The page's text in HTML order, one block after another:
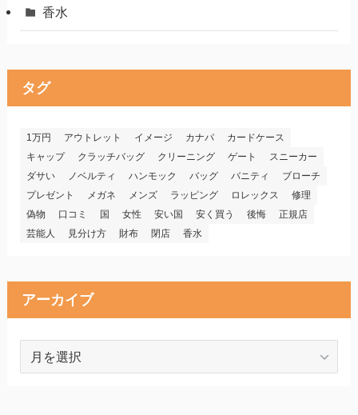
香水
タグ
1万円 アウトレット イメージ カナパ
カードケース
キャップ
クラッチバッグ クリーニング ゲート
スニーカー
ダサい
ノベルティ ハンモック バッグ バニティ
ブローチ
プレゼント
メガネ メンズ ラッピング ロレックス
修理
偽物
口コミ 国 女性 安い国 安く買う 後悔
正規店
芸能人
見分け方 財布 閉店 香水
アーカイブ